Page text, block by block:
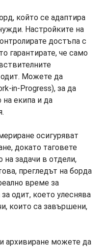
който се адаптира
Настройките на
достъпа с
гарантирате, че само
одит. Можете да
in-Progress), за да
на екипа и да
осигуряват
докато таговете
на задачи в отдели,
прегледът на борда
време за
одит, което улеснява
които са завършени,
архивиране можете да